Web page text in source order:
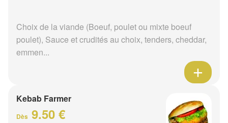
Choix de la viande (Boeuf, poulet ou mixte boeuf
poulet), Sauce et crudités au choix, tenders, cheddar,
emmen...
Kebab Farmer
Dès 9.50 €